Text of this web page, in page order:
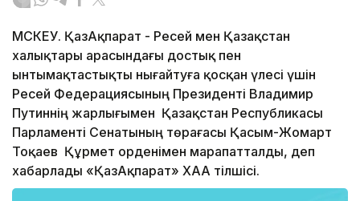
МӘСКЕУ. ҚазАқпарат - Ресей мен Қазақстан
халықтары арасындағы достық пен
ынтымақтастықты нығайтуға қосқан үлесі үшін
Ресей Федерациясының Президенті Владимир
Путиннің жарлығымен Қазақстан Республикасы
Парламенті Сенатының төрағасы Қасым-Жомарт
Тоқаев Құрмет орденімен марапатталды, деп
хабарлады «ҚазАқпарат» ХАА тілшісі.